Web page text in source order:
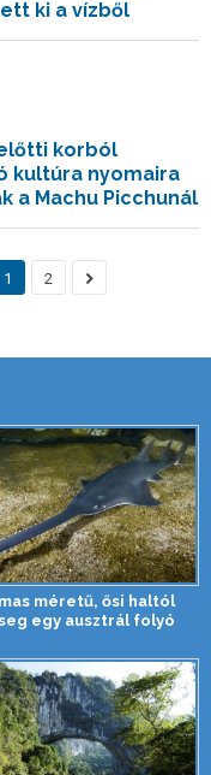
ki a vízből
korból
kultúra nyomaira
a Machu Picchunál
1 2
méretű, ősi haltól
egy ausztrál folyó